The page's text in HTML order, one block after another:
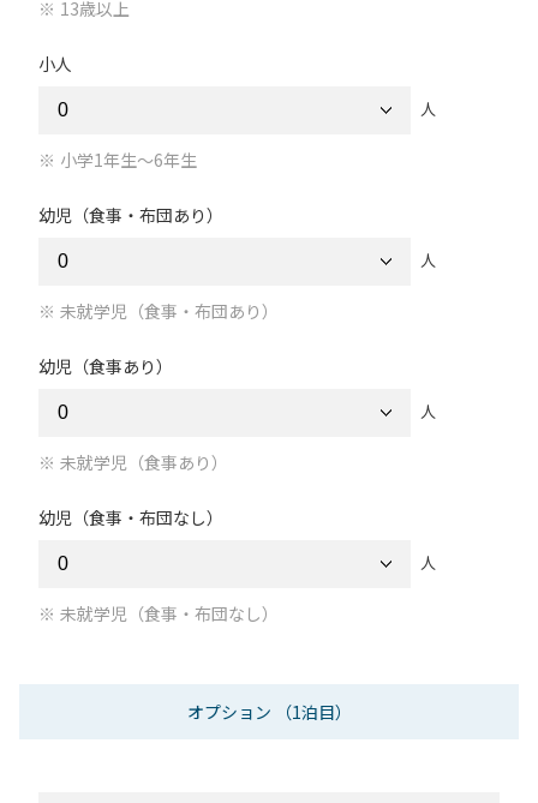
13歳以上
小人
人
小学1年生～6年生
幼児（食事・布団あり）
人
未就学児（食事・布団あり）
幼児（食事あり）
人
未就学児（食事あり）
幼児（食事・布団なし）
人
未就学児（食事・布団なし）
オプション （1泊目）